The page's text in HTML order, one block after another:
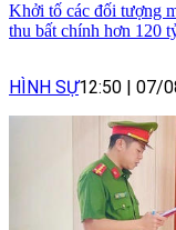
Khởi tố các đối tượng
thu bất chính hơn 120
HÌNH SỰ12:50 07/